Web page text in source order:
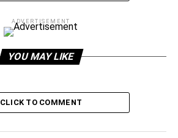
ADVERTISEMENT
YOU MAY LIKE
CLICK TO COMMENT